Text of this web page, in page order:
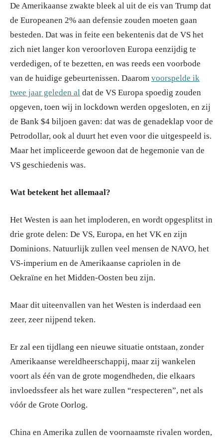
De Amerikaanse zwakte bleek al uit de eis van Trump dat
de Europeanen 2% aan defensie zouden moeten gaan
besteden. Dat was in feite een bekentenis dat de VS het
zich niet langer kon veroorloven Europa eenzijdig te
verdedigen, of te bezetten, en was reeds een voorbode
van de huidige gebeurtenissen. Daarom voorspelde ik
twee jaar geleden al dat de VS Europa spoedig zouden
opgeven, toen wij in lockdown werden opgesloten, en zij
de Bank $4 biljoen gaven: dat was de genadeklap voor de
Petrodollar, ook al duurt het even voor die uitgespeeld is.
Maar het impliceerde gewoon dat de hegemonie van de
VS geschiedenis was.
Wat betekent het allemaal?
Het Westen is aan het imploderen, en wordt opgesplitst in
drie grote delen: De VS, Europa, en het VK en zijn
Dominions. Natuurlijk zullen veel mensen de NAVO, het
VS-imperium en de Amerikaanse capriolen in de
Oekraïne en het Midden-Oosten beu zijn.
Maar dit uiteenvallen van het Westen is inderdaad een
zeer, zeer nijpend teken.
Er zal een tijdlang een nieuwe situatie ontstaan, zonder
Amerikaanse wereldheerschappij, maar zij wankelen
voort als één van de grote mogendheden, die elkaars
invloedssfeer als het ware zullen “respecteren”, net als
vóór de Grote Oorlog.
China en Amerika zullen de voornaamste rivalen worden,